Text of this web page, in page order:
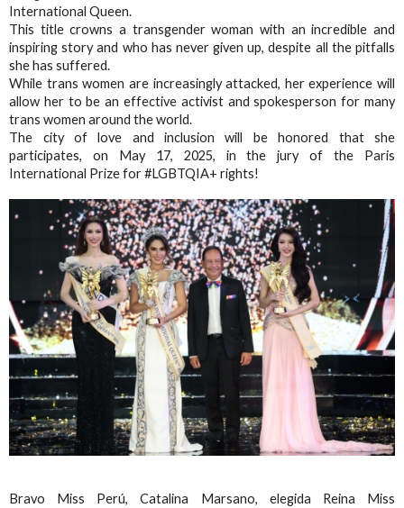
International Queen.
This title crowns a transgender woman with an incredible and
inspiring story and who has never given up, despite all the pitfalls
she has suffered.
While trans women are increasingly attacked, her experience will
allow her to be an effective activist and spokesperson for many
trans women around the world.
The city of love and inclusion will be honored that she
participates, on May 17, 2025, in the jury of the Paris
International Prize for #LGBTQIA+ rights!
Bravo Miss Perú, Catalina Marsano, elegida Reina Miss